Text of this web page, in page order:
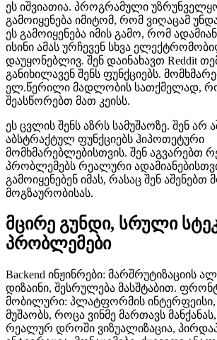
ეს იშვიათია. პროგრამული
გამოიყენება იმიტომ, რომ ვიღაცამ
ეს გამოიყენება იმის გამო, რომ
ისინი ამას ურჩევენ სხვა
დაუყონებლივ. შენ დაინახავთ Reddit
განიხილავენ შენს ფუნქციებს.
ელ.წერილი მადლობის სათქმელად,
შეასწორებთ მათ კეისს.
ეს ცვლის შენს აზრს სამუშაოზე. შენ არ
აბსტრაქტულ ფუნქციებს ჰიპოთეტური
მომხმარებლებისთვის. შენ აგვარებთ
პრობლემებს რეალური
გამოიყენებენ იმას, რასაც შენ აშენებთ
მოგზაურობისას.
მცირე გუნდი, სრული
პრობლემები
Backend ინჟინრები: მარშრუტიზაციის
დიზაინი, შესრულება მასშტაბით.
მობილური: პლატფორმის
მუშაობს, როცა ვინმე მართავს
რეალურ დროში ვიზუალიზაცია,